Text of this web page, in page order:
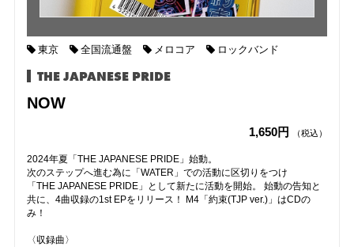
東京 全国流通盤 メロコア ロックバンド
THE JAPANESE PRIDE
NOW
1,650円 （税込）
2024年夏「THE JAPANESE PRIDE」始動。
次のステップへ進む為に「WATER」での活動に区切りをつけ
「THE JAPANESE PRIDE」として新たに活動を開始。 始動の告知と
共に、4曲収録の1st EPをリリース！ M4「約束(TJP ver.)」はCDの
み！
〈収録曲〉